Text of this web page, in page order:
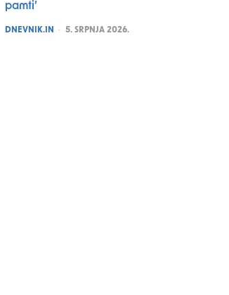
pamti’
POSTED
DNEVNIK.IN 5. SRPNJA 2026.